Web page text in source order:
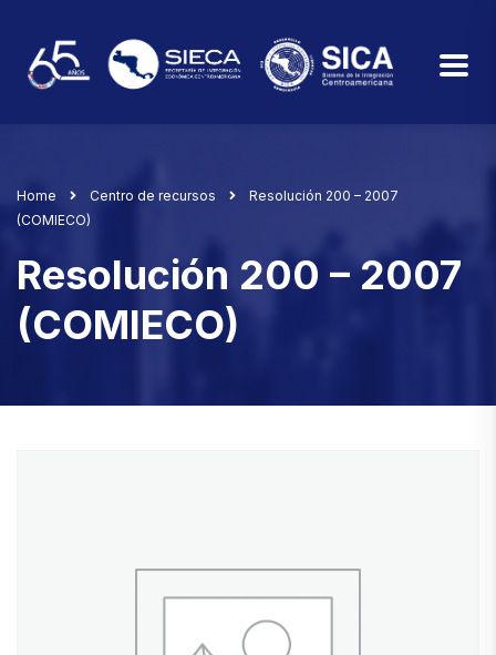
Home Centro de recursos
Resolución 200 – 2007
(COMIECO)
Resolución 200 – 2007
(COMIECO)